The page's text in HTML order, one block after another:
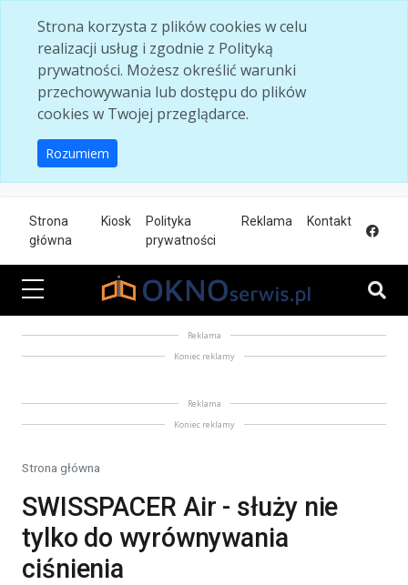
Strona korzysta z plików cookies w celu
realizacji usług i zgodnie z Polityką
prywatności. Możesz określić warunki
przechowywania lub dostępu do plików
cookies w Twojej przeglądarce.
Rozumiem
Strona
główna
Kiosk
Polityka
prywatności
Reklama Kontakt
Reklama
Koniec reklamy
Reklama
Koniec reklamy
Strona główna
SWISSPACER Air - służy nie
tylko do wyrównywania
ciśnienia